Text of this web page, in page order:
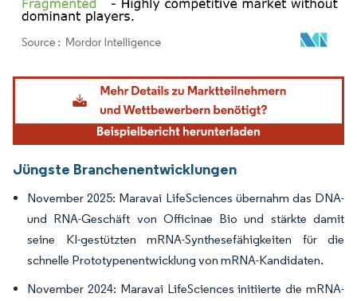
Bild © Mordor Intelligence. Wiederverwendung erfordert Namensnennung gemäß
Jüngste Branchenentwicklungen
November 2025: Maravai LifeSciences übernahm das DNA-
und RNA-Geschäft von Officinae Bio und stärkte damit
seine KI-gestützten mRNA-Synthesefähigkeiten für die
schnelle Prototypenentwicklung von mRNA-Kandidaten.
November 2024: Maravai LifeSciences initiierte die mRNA-